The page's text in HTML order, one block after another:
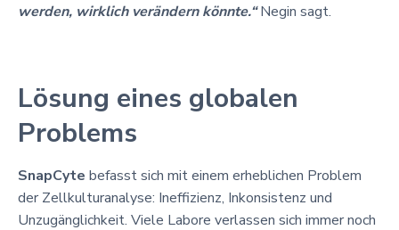
werden, wirklich verändern könnte.“Negin sagt.
Lösung eines globalen
Problems
SnapCyte befasst sich mit einem erheblichen Problem
der Zellkulturanalyse: Ineffizienz, Inkonsistenz und
Unzugänglichkeit. Viele Labore verlassen sich immer noch